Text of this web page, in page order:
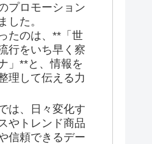
プロモーション
した。
たのは、**「世
行をいち早く察
」**と、情報を
理して伝える力
は、日々変化す
やトレンド商品
信頼できるデー